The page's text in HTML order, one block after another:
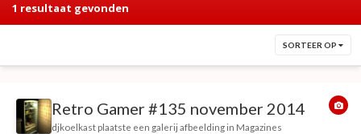
1 resultaat gevonden
SORTEER OP
Retro Gamer #135 november 2014
djkoelkast plaatste een galerij afbeelding in Magazines